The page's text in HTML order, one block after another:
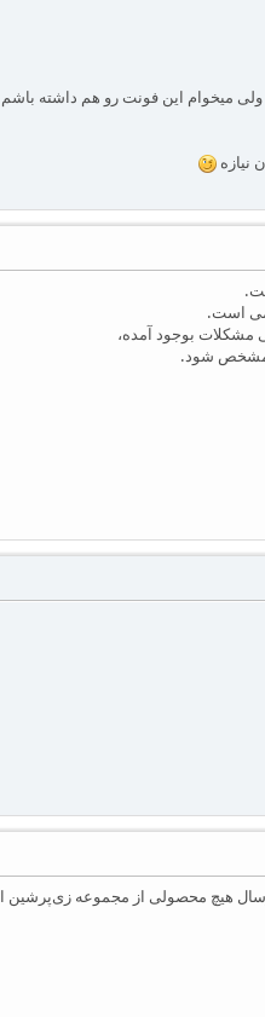
است.
مشکلات بوجود آمده،
مشخص شود.
هیچ محصولی از مجموعه زی‌پرشین